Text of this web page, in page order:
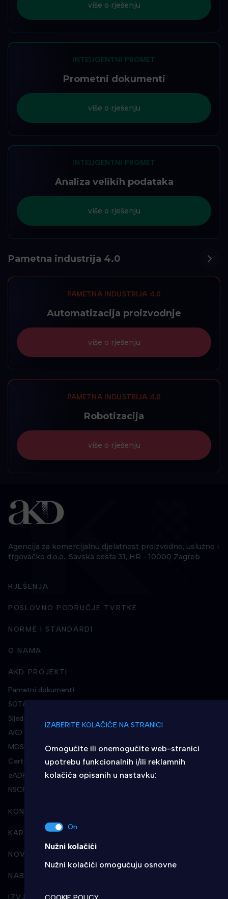
više o rješenju
INTELIGENTNI PROMET
Prometni dokumenti
više o rješenju
INTELIGENTNI PROMET
Analiza velikih podataka
više o rješenju
Pametna industrija 4.0
PAMETNA INDUSTRIJA 4.0
Automatizacija proizvodnje
više o rješenju
PAMETNA INDUSTRIJA 4.0
Robotizacija
više o rješenju
Agencija za komercijalnu djelatnost proizvodno, uslužno i
trgovačko d.o.o., Savska cesta 31, HR - 10000 Zagreb
RJEŠENJA
POSLOVNO PODRUČJE TVRTKE
NORME I STANDARDI
O NAMA
AKD PROJEKTI
Pametni dokumenti
SOTAH
Sljedivost duhanskih proizvoda
AKD Affinis
MOSI
Certilia
eADR
NSCP
KONTAKT
KARIJERA U AKD-U
NOVOSTI
NABAVA
IZVJEŠTAVANJE I POSLOVNI INTEGRITET
IZABERITE KOLAČIĆE NA STRANICI
Omogućite ili onemogućite web-stranici
upotrebu funkcionalnih i/ili reklamnih
kolačića opisanih u nastavku:
Nužni kolačići
Nužni kolačići omogućuju osnovne